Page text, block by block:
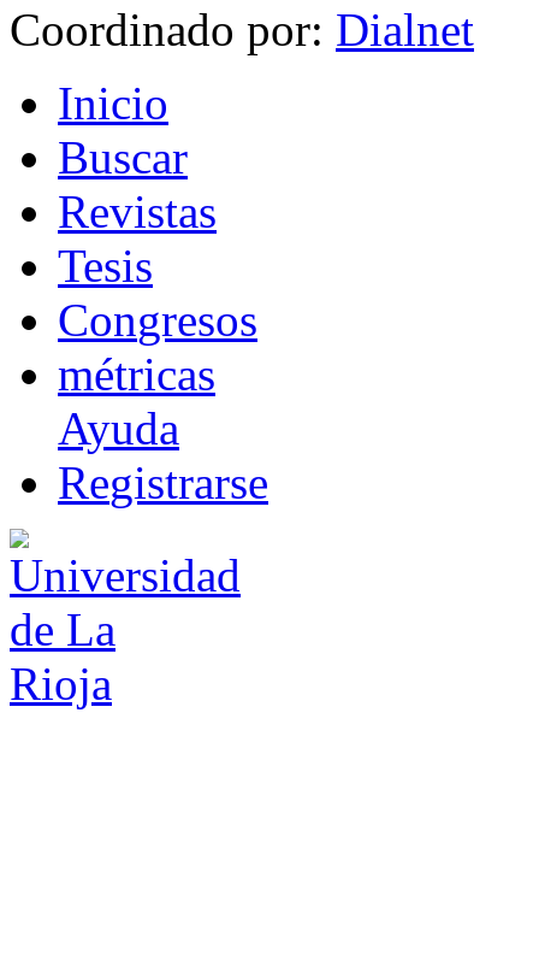
Coordinado por:
Inicio
Buscar
Revistas
Tesis
Congresos
métricas
Ayuda
Registrarse